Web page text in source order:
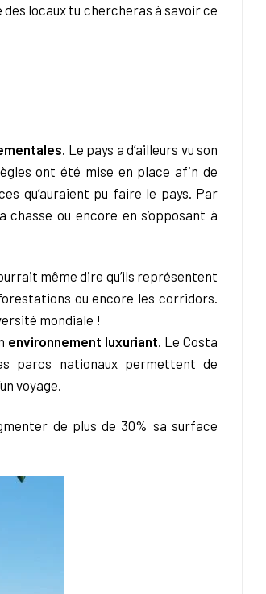
locaux tu chercheras à savoir ce
Le pays a d’ailleurs vu son
ont été mise en place afin de
qu’auraient pu faire le pays. Par
chasse ou encore en s’opposant à
même dire qu’ils représentent
ou encore les corridors.
mondiale !
environnement luxuriant. Le Costa
parcs nationaux permettent de
voyage.
de plus de 30% sa surface